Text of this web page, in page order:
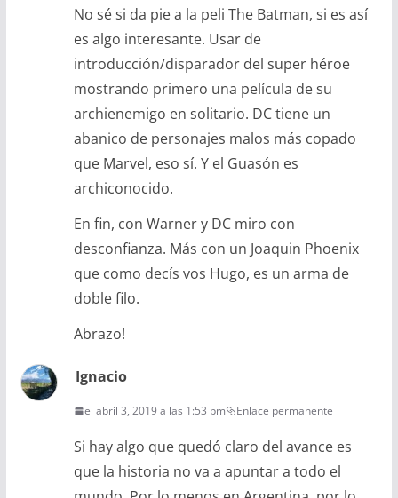
No sé si da pie a la peli The Batman, si es así
es algo interesante. Usar de
introducción/disparador del super héroe
mostrando primero una película de su
archienemigo en solitario. DC tiene un
abanico de personajes malos más copado
que Marvel, eso sí. Y el Guasón es
archiconocido.
En fin, con Warner y DC miro con
desconfianza. Más con un Joaquin Phoenix
que como decís vos Hugo, es un arma de
doble filo.
Abrazo!
Ignacio
el abril 3, 2019 a las 1:53 pm Enlace permanente
Si hay algo que quedó claro del avance es
que la historia no va a apuntar a todo el